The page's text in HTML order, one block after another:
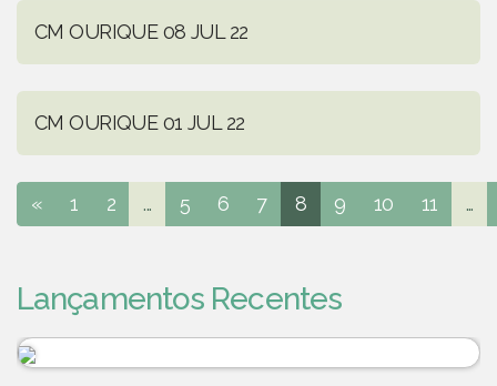
CM OURIQUE 08 JUL 22
CM OURIQUE 01 JUL 22
« 1 2 ... 5 6 7 8 9 10 11 ...
Lançamentos Recentes